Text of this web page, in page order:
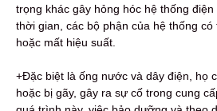
trọng khác gây hỏng hóc hệ thống
thời gian, các bộ phận của hệ thống
hoặc mất hiệu suất.
+Đặc biệt là ống nước và dây điện, họ
hoặc bị gãy, gây ra sự cố trong cung